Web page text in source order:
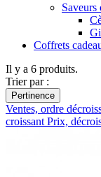
Saveurs
Coffrets
Il y a 6 produits.
Trier par :
Pertinence
Ventes, ordre
croissant Prix,